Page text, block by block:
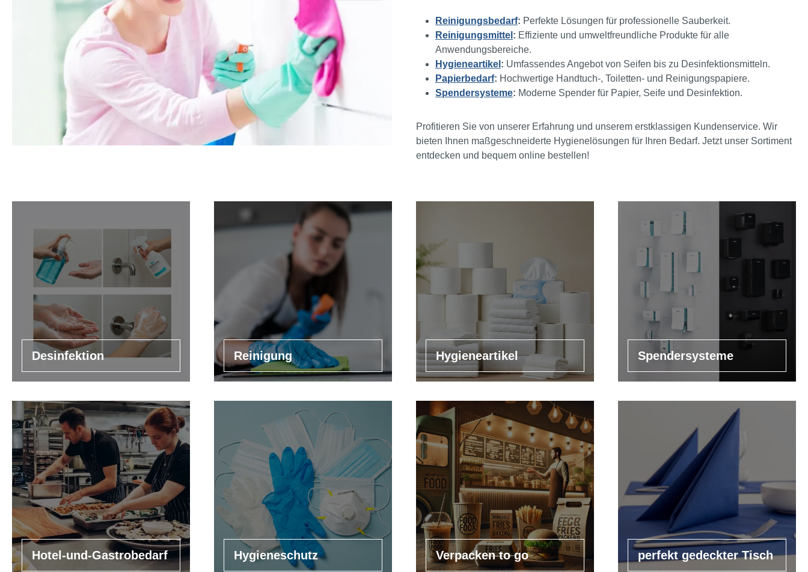
Reinigungsbedarf: Perfekte Lösungen für professionelle Sauberkeit.
Reinigungsmittel : Effiziente und umweltfreundliche Produkte für alle
Anwendungsbereiche.
Hygieneartikel : Umfassendes Angebot von Seifen bis zu Desinfektionsmitteln.
Papierbedarf: Hochwertige Handtuch-, Toiletten- und Reinigungspapiere.
Spendersysteme: Moderne Spender für Papier, Seife und Desinfektion.
Profitieren Sie von unserer Erfahrung und unserem erstklassigen Kundenservice. Wir
bieten Ihnen maßgeschneiderte Hygienelösungen für Ihren Bedarf. Jetzt unser Sortiment
entdecken und bequem online bestellen!
Desinfektion Reinigung Hygieneartikel Spendersysteme
Hotel-und-Gastrobedarf Hygieneschutz Verpacken to go perfekt gedeckter Tisch